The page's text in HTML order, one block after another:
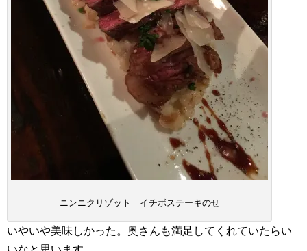
ニンニクリゾット イチボステーキのせ
いやいや美味しかった。奥さんも満足してくれていたらい